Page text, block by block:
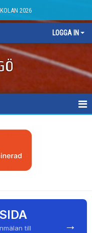
2026
LOGGA IN
till
→